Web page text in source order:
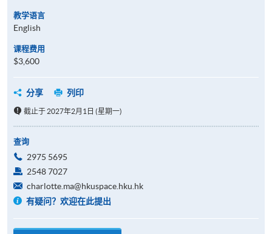
教学语言
English
课程费用
$3,600
分享 列印
截止于 2027年2月1日 (星期一)
查询
2975 5695
2548 7027
charlotte.ma@hkuspace.hku.hk
有疑问？欢迎在此提出